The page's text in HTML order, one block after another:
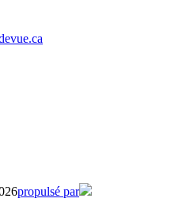
propulsé par